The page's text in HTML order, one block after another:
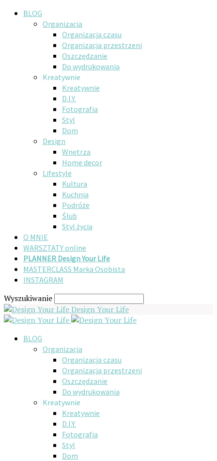
BLOG
Organizacja
Organizacja czasu
Organizacja przestrzeni
Oszczędzanie
Do wydrukowania
Kreatywnie
Kreatywnie
D.I.Y.
Fotografia
Styl
Dom
Design
Wnętrza
Home decor
Lifestyle
Kultura
Kuchnia
Podróże
Ślub
Styl życia
O MNIE
WARSZTATY online
PLANNER Design Your Life
MASTERCLASS Marka Osobista
INSTAGRAM
Wyszukiwanie
Design Your Life
BLOG
Organizacja
Organizacja czasu
Organizacja przestrzeni
Oszczędzanie
Do wydrukowania
Kreatywnie
Kreatywnie
D.I.Y.
Fotografia
Styl
Dom